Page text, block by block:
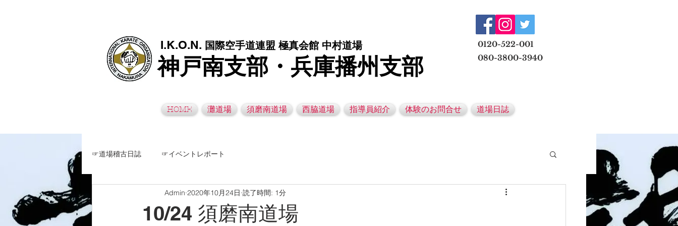
I.K.O.N. 国際空手道連盟 極真会館 中村道場
神戸南支部・兵庫播州支部
0120-522-001
080-3800-3940
HOME 灘道場 須磨南道場 西脇道場 指導員紹介 体験のお問合せ 道場日誌
☞道場稽古日誌 ☞イベントレポート
10/24 須磨南道場
Admin 2020年10月24日 読了時間: 1分